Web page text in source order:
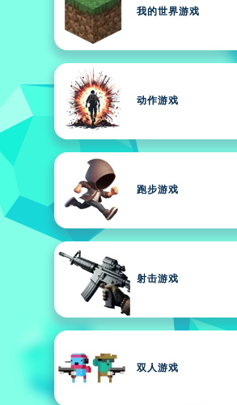
我的世界游戏
动作游戏
跑步游戏
射击游戏
双人游戏